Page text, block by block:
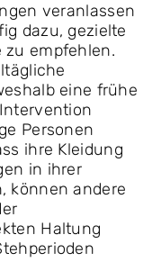
veranlassen
dazu, gezielte
zu empfehlen.
eine frühe
Personen
ihre Kleidung
in ihrer
können andere
Haltung